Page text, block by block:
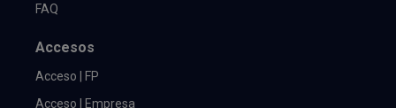
FAQ
Accesos
Acceso | FP
Acceso | Empresa